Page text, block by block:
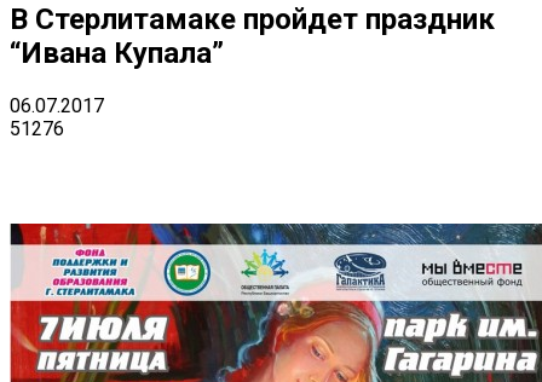
В Стерлитамаке пройдет праздник
“Ивана Купала”
06.07.2017
51276